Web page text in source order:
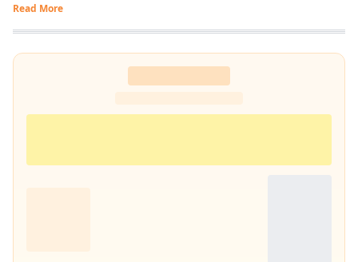
प्रभात खबर डिजिटल
किताबें पढ़ने, वायलिन बजाने और कला-साहित्य में गहरी रुचि रखते हैं तथा बिहार को
सामाजिक, सांस्कृतिक और राजनीतिक दृष्टि से समझने में विशेष दिलचस्पी.
Read More